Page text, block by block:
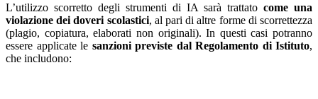
L’utilizzo scorretto degli strumenti di IA sarà trattato come una
violazione dei doveri scolastici, al pari di altre forme di scorrettezza
(plagio, copiatura, elaborati non originali). In questi casi potranno
essere applicate le sanzioni previste dal Regolamento di Istituto,
che includono: